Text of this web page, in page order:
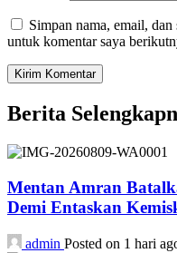
Simpan nama, email,
untuk komentar saya
Berita
Mentan Amran
Demi Entaskan
admin Posted on 1 hari